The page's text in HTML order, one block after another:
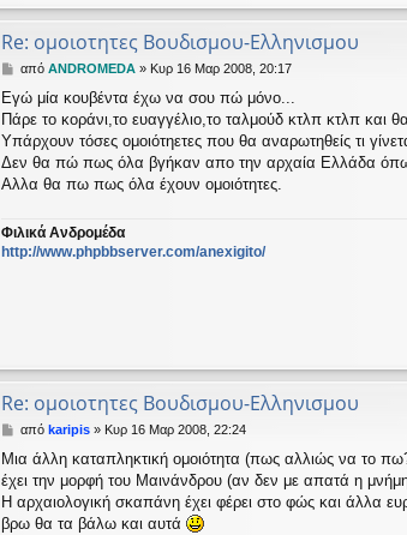
Re: ομοιοτητες Βουδισμου-Ελληνισμου
Δ
μ
ο
σ
ί
ε
υ
η
από ANDROMEDA» Κυρ 16 Μαρ 2008, 20:17
Εγώ μία κουβέντα έχω να σου πώ μόνο...
Πάρε το κοράνι,το ευαγγέλιο,το ταλμούδ κτλπ κτλπ και
Υπάρχουν τόσες ομοιότηετες που θα αναρωτηθείς τι
Δεν θα πώ πως όλα βγήκαν απο την αρχαία Ελλάδα όπως
Αλλα θα πω πως όλα έχουν ομοιότητες.
Φιλικά Ανδρομέδα
http://www.phpbbserver.com/anexigito/
Re: ομοιοτητες Βουδισμου-Ελληνισμου
Δ
μ
ο
σ
ί
από karipis» Κυρ 16 Μαρ 2008, 22:24
Μια άλλη καταπληκτική ομοιότητα (πως αλλιώς να το
έχει την μορφή του Μαινάνδρου (αν δεν με απατά η
Η αρχαιολογική σκαπάνη έχει φέρει στο φώς και άλλα
βρω θα τα βάλω και αυτά